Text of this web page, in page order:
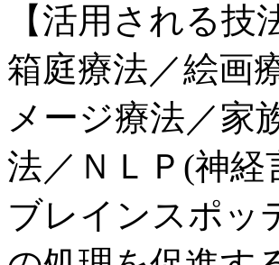
【活用される技
箱庭療法／絵画
メージ療法／家
法／ＮＬＰ(神
ブレインスポ